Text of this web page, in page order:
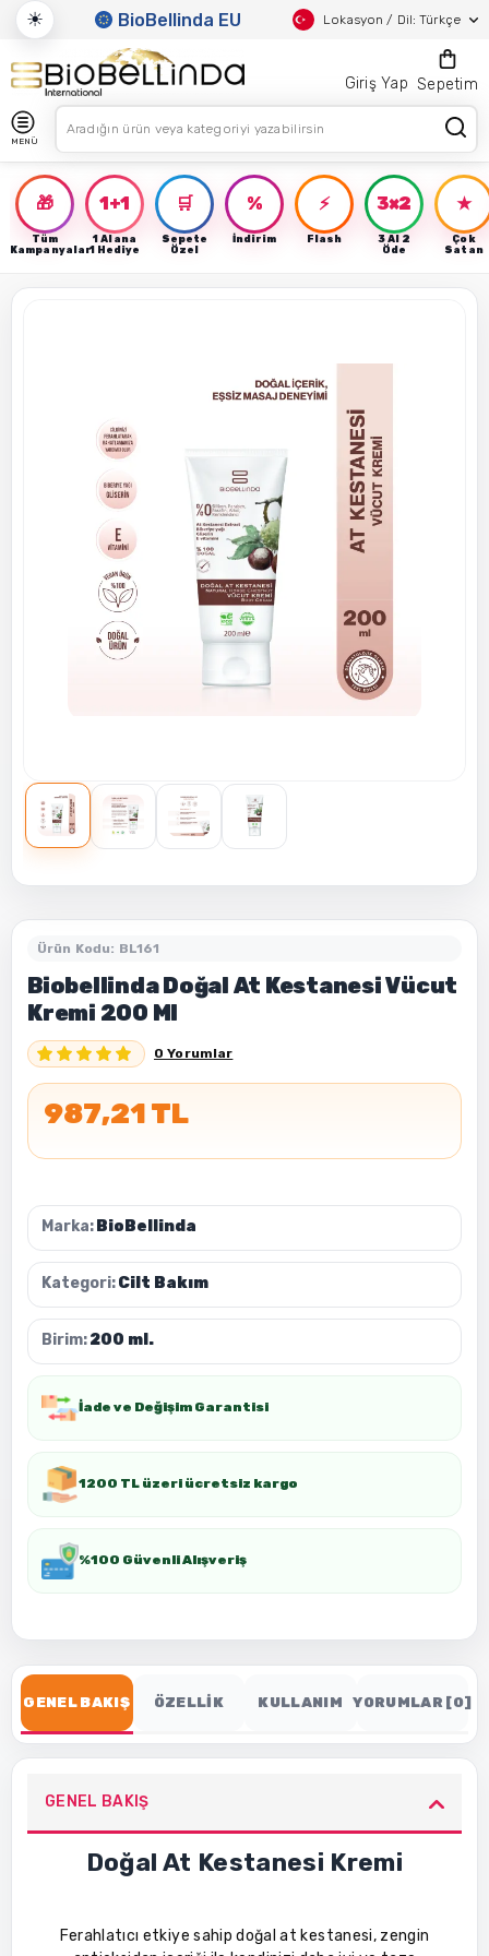
☀ BioBellinda EU Lokasyon / Dil: Türkçe
Giriş Yap Sepetim
MENÜ
🎁
Tüm
Kampanyalar
1+1
1 Alana
1 Hediye
🛒
Sepete
Özel
%
İndirim
⚡
Flash
3×2
3 Al 2
Öde
★
Çok
Satan
Ürün Kodu: BL161
Biobellinda Doğal At Kestanesi Vücut
Kremi 200 Ml
0 Yorumlar
987,21 TL
Marka: BioBellinda
Kategori:Cilt Bakım
Birim:200 ml.
İade ve Değişim Garantisi
1200 TL üzeri ücretsiz kargo
%100 Güvenli Alışveriş
GENEL BAKIŞ ÖZELLİK KULLANIM YORUMLAR [0]
GENEL BAKIŞ
Doğal At Kestanesi Kremi
Ferahlatıcı etkiye sahip doğal at kestanesi, zengin